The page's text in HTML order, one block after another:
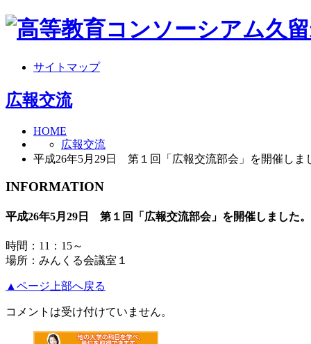
サイトマップ
広報交流
HOME
広報交流
平成26年5月29日 第１回「広報交流部会」を開催しま
INFORMATION
平成26年5月29日 第１回「広報交流部会」を開催しました。
時間：11：15～
場所：みんくる会議室１
▲ページ上部へ戻る
コメントは受け付けていません。